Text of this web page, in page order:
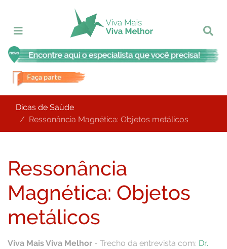
Dicas de Saúde
Ressonância Magnética: Objetos metálicos
Ressonância
Magnética: Objetos
metálicos
Viva Mais Viva Melhor - Trecho da entrevista com: Dr.